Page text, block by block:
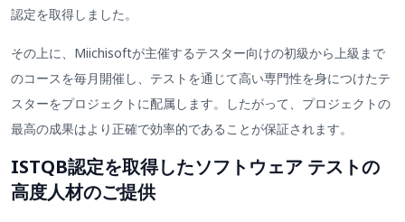
認定を取得しました。
その上に、Miichisoftが主催するテスター向けの初級から上級まで
のコースを毎月開催し、テストを通じて高い専門性を身につけたテ
スターをプロジェクトに配属します。したがって、プロジェクトの
最高の成果はより正確で効率的であることが保証されます。
ISTQB認定を取得したソフトウェア テストの
高度人材のご提供